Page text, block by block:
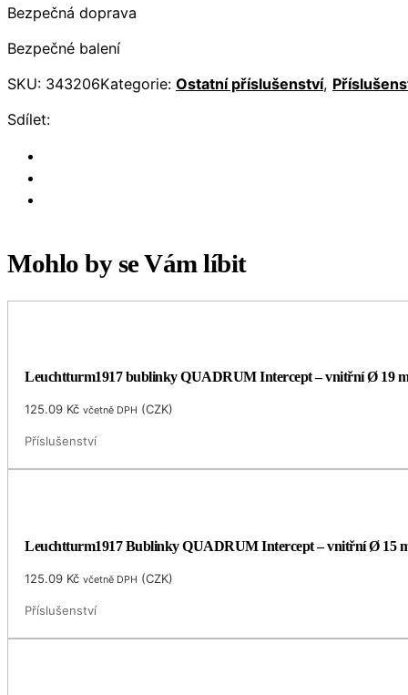
Bezpečná doprava
Bezpečné balení
SKU: 343206Kategorie: Ostatní příslušenství,
Sdílet:
Mohlo by se Vám líbit
Leuchtturm1917 bublinky QUADRUM Intercept – vnitřní Ø 19
125.09 Kč včetně DPH (CZK)
Příslušenství
Leuchtturm1917 Bublinky QUADRUM Intercept – vnitřní Ø 15
125.09 Kč včetně DPH (CZK)
Příslušenství